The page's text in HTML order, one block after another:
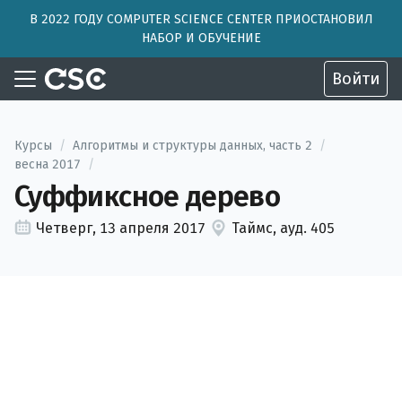
В 2022 ГОДУ COMPUTER SCIENCE CENTER ПРИОСТАНОВИЛ
НАБОР И ОБУЧЕНИЕ
Войти
Курсы / Алгоритмы и структуры данных, часть 2
/
весна 2017
/
Суффиксное дерево
Четверг, 13 апреля 2017 Таймс, ауд. 405